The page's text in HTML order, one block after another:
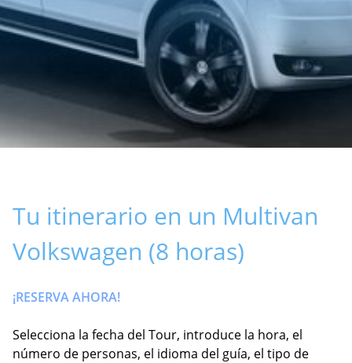
Tu itinerario en un Multivan
Volkswagen (8 horas)
¡RESERVA AHORA!
Selecciona la fecha del Tour, introduce la hora, el
número de personas, el idioma del guía, el tipo de